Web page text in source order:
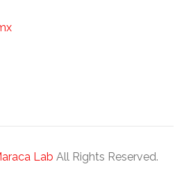
Lab All Rights Reserved.